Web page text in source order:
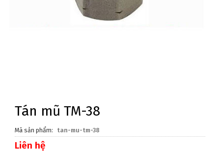
Tán mũ TM-38
Mã sản phẩm tan-mu-tm-38
Liên hệ